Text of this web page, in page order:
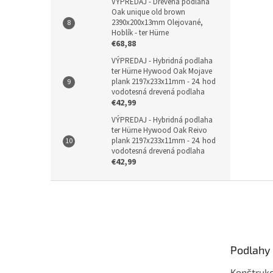
Oak unique old brown
2390x200x13mm Olejované,
Hoblík - ter Hürne
€68,88
VÝPREDAJ - Hybridná podlaha
ter Hürne Hywood Oak Mojave
plank 2197x233x11mm - 24. hod
vodotesná drevená podlaha
€42,99
VÝPREDAJ - Hybridná podlaha
ter Hürne Hywood Oak Reivo
plank 2197x233x11mm - 24. hod
vodotesná drevená podlaha
€42,99
Podlahy